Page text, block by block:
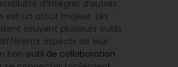
d’intégrer d’autres
est un atout majeur. Les
souvent plusieurs outils
aspects de leur
bon outil de collaboration